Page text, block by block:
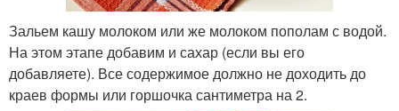
Зальем кашу молоком или же молоком пополам с водой.
На этом этапе добавим и сахар (если вы его
добавляете). Все содержимое должно не доходить до
краев формы или горшочка сантиметра на 2.